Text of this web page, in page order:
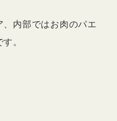
内部ではお肉のパエ
。